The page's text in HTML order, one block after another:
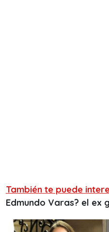
También te puede
Edmundo Varas? el ex